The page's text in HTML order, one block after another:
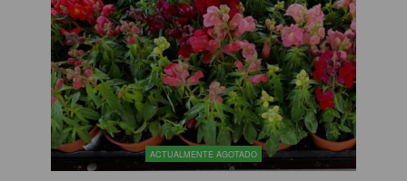
ACTUALMENTE AGOTADO